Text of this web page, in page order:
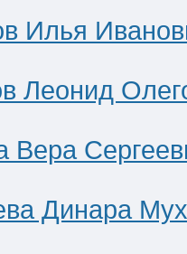
Илья
Леонид
Вера
Динара